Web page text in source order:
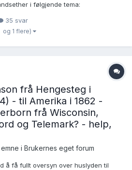
i følgjende tema:
var fødd på husmannsplassen
til Nes i Luster...
35 svar
og 1 flere)
frå Hengesteg i
- til Amerika i 1862 -
frå Wisconsin,
og Telemark? - help,
i Brukernes eget forum
å få fullt oversyn over huslyden til